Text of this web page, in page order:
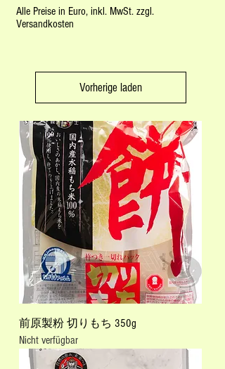
Alle Preise in Euro, inkl. MwSt. zzgl.
Versandkosten
Vorherige laden
前原製粉 切りもち 350g
Nicht verfügbar